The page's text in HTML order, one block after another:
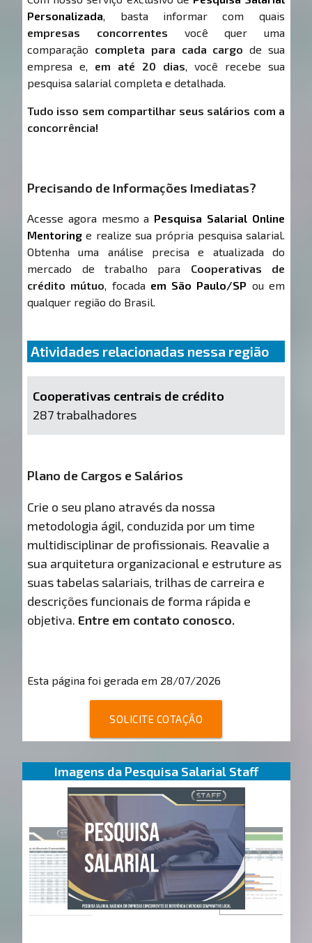
Personalizada, basta informar com quais
empresas concorrentes você quer uma
comparação completa para cada cargo de sua
empresa e, em até 20 dias, você recebe sua
pesquisa salarial completa e detalhada.
Tudo isso sem compartilhar seus salários com a
concorrência!
Precisando de Informações Imediatas?
Acesse agora mesmo a Pesquisa Salarial Online
Mentoring e realize sua própria pesquisa salarial.
Obtenha uma análise precisa e atualizada do
mercado de trabalho para Cooperativas de
crédito mútuo, focada em São Paulo/SP ou em
qualquer região do Brasil.
Atividades relacionadas nessa região
Cooperativas centrais de crédito
287 trabalhadores
Plano de Cargos e Salários
Crie o seu plano através da nossa
metodologia ágil, conduzida por um time
multidisciplinar de profissionais. Reavalie a
sua arquitetura organizacional e estruture as
suas tabelas salariais, trilhas de carreira e
descrições funcionais de forma rápida e
objetiva. Entre em contato conosco.
Esta página foi gerada em 28/07/2026
SOLICITE COTAÇÃO
Imagens da Pesquisa Salarial Staff